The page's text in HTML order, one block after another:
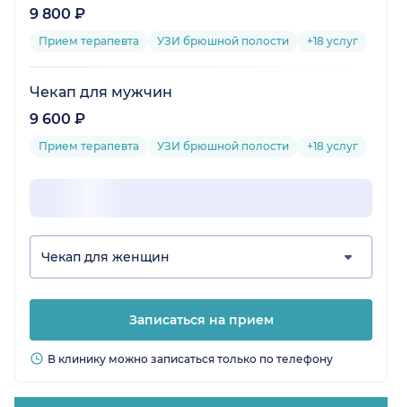
9 800 ₽
Прием терапевта УЗИ брюшной полости +18 услуг
Чекап для мужчин
9 600 ₽
Прием терапевта УЗИ брюшной полости +18 услуг
Чекап для женщин
Записаться на прием
В клинику можно записаться только по телефону